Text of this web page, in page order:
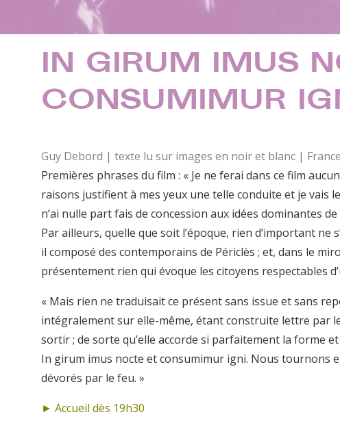
IN GIRUM IMUS
CONSUMIMUR
Guy Debord | texte lu sur images en noir et blanc |
Premières phrases du film : « Je ne ferai dans ce film
raisons justifient à mes yeux une telle conduite et je vais
n’ai nulle part fais de concession aux idées dominantes
Par ailleurs, quelle que soit l’époque, rien d’important
il composé des contemporains de Périclès ; et, dans le
présentement rien qui évoque les citoyens respectables
« Mais rien ne traduisait ce présent sans issue et sans
intégralement sur elle-même, étant construite lettre par
sortir ; de sorte qu’elle accorde si parfaitement la forme
In girum imus nocte et consumimur igni. Nous tournons
dévorés par le feu. »
► Accueil dès 19h30